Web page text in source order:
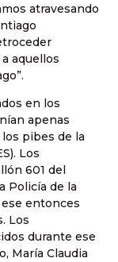
atravesando
aquellos
en los
apenas
los pibes de la
Los
601 del
Policía de la
entonces
Los
durante ese
María Claudia